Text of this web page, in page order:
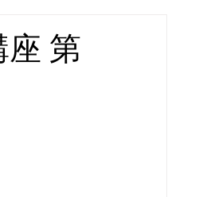
第